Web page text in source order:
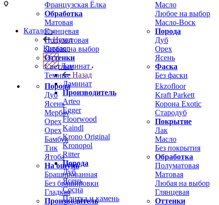
Французская Ёлка
Обработка
Матовая
Глянцевая
Полуматовая
Любая на выбор
Оттенки
Светлые
Темные
Масло
Любое на выбор
Масло-Воск
Порода
Дуб
Орех
Ясень
Фаска
Без фаски
Порода
Дуб
Ясень
Мербау
Орех
Орех
Бамбук
Тик
Ятоба
На ощупь
Брашированная
Без брашировки
Гладкая
Производитель
Ekzofloor
Kraft Parkett
Корона Exotic
Стародуб
Покрытие
Лак
Масло
Без покрытия
Обработка
Полуматовая
Матовая
Любая на выбор
Глянцевая
Оттенки
Каталог
Назад
Каталог
Ламинат
Назад
Ламинат
Производитель
Arteo
Egger
Floorwood
Kaindl
Krono Original
Kronopol
Ritter
Порода
Дуб
Ясень
Сосна
Плитка и камень